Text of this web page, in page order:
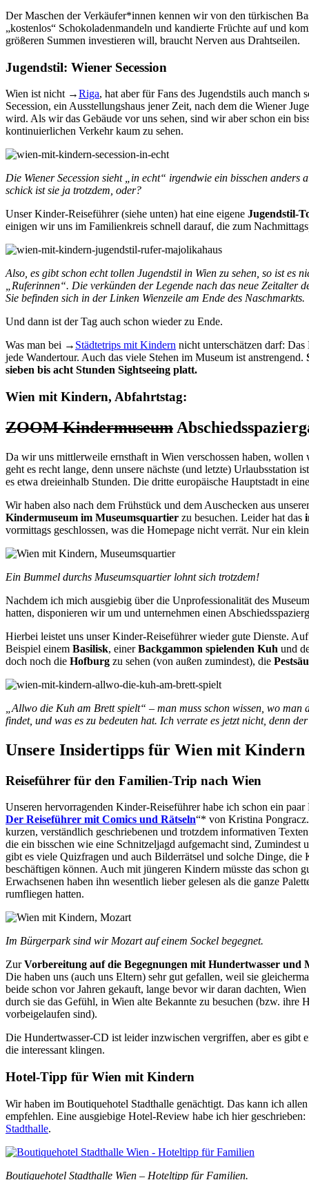
Der Maschen der Verkäufer*innen kennen wir von den türkischen
„kostenlos“ Schokoladenmandeln und kandierte Früchte auf und
größeren Summen investieren will, braucht Nerven aus Drahtseilen.
Jugendstil: Wiener Secession
Wien ist nicht →Riga, hat aber für Fans des Jugendstils auch
Secession, ein Ausstellungshaus jener Zeit, nach dem die Wiener
wird. Als wir das Gebäude vor uns sehen, sind wir aber schon ein
kontinuierlichen Verkehr kaum zu sehen.
Die Wiener Secession sieht „in echt“ irgendwie ein bisschen anders
schick ist sie ja trotzdem, oder?
Unser Kinder-Reiseführer (siehe unten) hat eine eigene Jugendstil-
einigen wir uns im Familienkreis schnell darauf, die zum
Also, es gibt schon echt tollen Jugendstil in Wien zu sehen, so ist es
„Ruferinnen“. Die verkünden der Legende nach das neue Zeitalter
Sie befinden sich in der Linken Wienzeile am Ende des Naschmarkts.
Und dann ist der Tag auch schon wieder zu Ende.
Was man bei → Städtetrips mit Kindern nicht unterschätzen darf:
jede Wandertour. Auch das viele Stehen im Museum ist anstrengend.
sieben bis acht Stunden Sightseeing platt.
Wien mit Kindern, Abfahrtstag:
ZOOM Kindermuseum
Da wir uns mittlerweile ernsthaft in Wien verschossen haben,
geht es recht lange, denn unsere nächste (und letzte)
es etwa dreieinhalb Stunden. Die dritte europäische Hauptstadt in
Wir haben also nach dem Frühstück und dem Auschecken aus
Kindermuseum im Museumsquartier zu besuchen. Leider hat das
vormittags geschlossen, was die Homepage nicht verrät. Nur ein
Ein Bummel durchs Museumsquartier lohnt sich trotzdem!
Nachdem ich mich ausgiebig über die Unprofessionalität des
hatten, disponieren wir um und unternehmen einen
Hierbei leistet uns unser Kinder-Reiseführer wieder gute Dienste.
Beispiel einem Basilisk, einerBackgammon spielenden Kuh und
doch noch die Hofburg zu sehen (von außen zumindest), die
„Allwo die Kuh am Brett spielt“ – man muss schon wissen, wo
findet, und was es zu bedeuten hat. Ich verrate es jetzt nicht, denn
Unsere Insidertipps für Wien mit Kindern
Reiseführer für den Familien-Trip nach Wien
Unseren hervorragenden Kinder-Reiseführer habe ich schon ein
Der Reiseführer mit Comics und Rätseln“* von Kristina
kurzen, verständlich geschriebenen und trotzdem informativen
die ein bisschen wie eine Schnitzeljagd aufgemacht sind, Zumindest
gibt es viele Quizfragen und auch Bilderrätsel und solche Dinge, die
beschäftigen können. Auch mit jüngeren Kindern müsste das schon
Erwachsenen haben ihn wesentlich lieber gelesen als die ganze
rumfliegen hatten.
Im Bürgerpark sind wir Mozart auf einem Sockel begegnet.
ZurVorbereitung auf die Begegnungen mit Hundertwasser und
Die haben uns (auch uns Eltern) sehr gut gefallen, weil sie
beide schon vor Jahren gekauft, lange bevor wir daran dachten,
durch sie das Gefühl, in Wien alte Bekannte zu besuchen (bzw. ihre
vorbeigelaufen sind).
Die Hundertwasser-CD ist leider inzwischen vergriffen, aber es gibt
die interessant klingen.
Hotel-Tipp für Wien mit Kindern
Wir haben im Boutiquehotel Stadthalle genächtigt. Das kann ich
empfehlen. Eine ausgiebige Hotel-Review habe ich hier geschrieben:
Stadthalle.
Boutiquehotel Stadthalle Wien – Hoteltipp für Familien.